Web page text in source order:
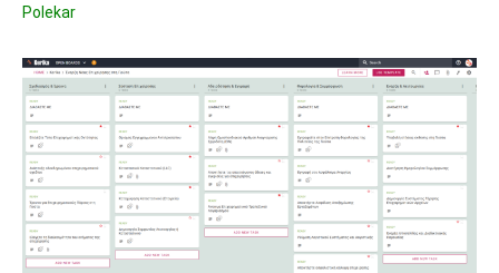
Polekar